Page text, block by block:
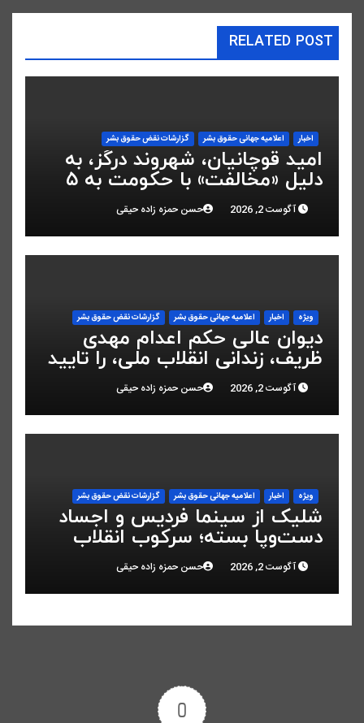
RELATED POST
اخبار اعلاميه جهانی حقوق بشر گزارشات نقض حقوق بشر
امید قوچانیان، شهروند درگز، به
دلیل «مخالفت» با حکومت به ۵
سال زندان محکوم شد
آگوست 2, 2026 حسن حمزه زاده حیقی
ویژه اخبار اعلاميه جهانی حقوق بشر گزارشات نقض حقوق بشر
دیوان عالی حکم اعدام مهدی
ظریف، زندانی انقلاب ملی، را تایید
کردآگوست 2, 2026 حسن حمزه زاده حیقی
ویژه اخبار اعلاميه جهانی حقوق بشر گزارشات نقض حقوق بشر
شلیک از سینما فردیس و اجساد
دست‌وپا بسته؛ سرکوب انقلاب
ملی در البرز
آگوست 2, 2026 حسن حمزه زاده حیقی
0